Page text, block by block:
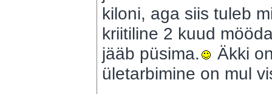
kiloni, aga siis tuleb
kriitiline 2 kuud
jääb püsima.
Äkki
ületarbimine on mul